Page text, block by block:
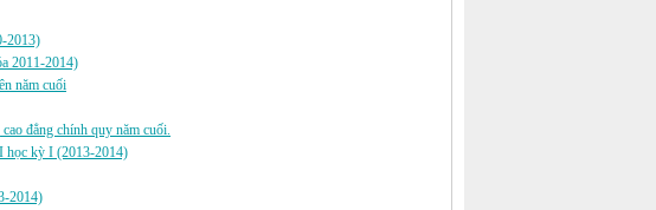
2013)
2011-2014)
năm cuối
đẳng chính quy năm cuối.
học kỳ I (2013-2014)
2014)